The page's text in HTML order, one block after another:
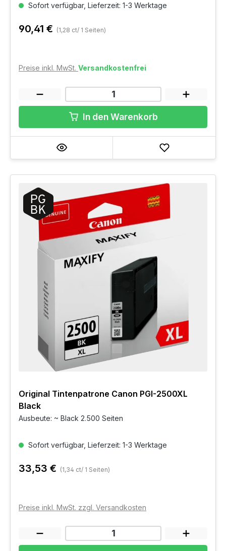
Sofort verfügbar, Lieferzeit: 1-3 Werktage
90,41 € (1,28 ct/ 1 Seiten)
Preise inkl. MwSt. Versandkostenfrei
In den Warenkorb
Original Tintenpatrone Canon PGI-2500XL
Black
Ausbeute: ~ Black 2.500 Seiten
Sofort verfügbar, Lieferzeit: 1-3 Werktage
33,53 € (1,34 ct/ 1 Seiten)
Preise inkl. MwSt. zzgl. Versandkosten